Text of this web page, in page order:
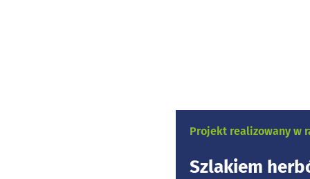
Projekt realizowany w
Szlakiem